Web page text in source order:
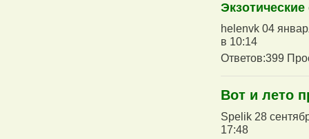
helenvk 04
в 10:14
Ответов:399
Вот и лето
Spelik 28
17:48